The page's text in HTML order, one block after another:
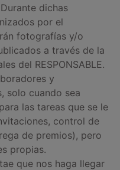
dichas
por el
fotografías y/o
a través de la
del RESPONSABLE.
y
solo cuando sea
las tareas que se le
control de
de premios), pero
propias.
que nos haga llegar